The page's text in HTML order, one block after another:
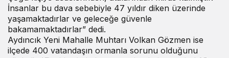
İnsanlar bu dava sebebiyle 47 yıldır diken üzerinde
yaşamaktadırlar ve geleceğe güvenle
bakamamaktadırlar” dedi.
Aydıncık Yeni Mahalle Muhtarı Volkan Gözmen ise
ilçede 400 vatandaşın ormanla sorunu olduğunu